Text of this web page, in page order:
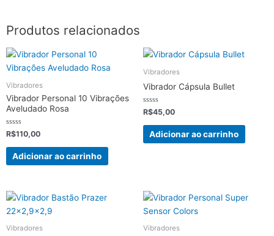
Produtos relacionados
Vibradores
Vibrador Personal 10 Vibrações
Aveludado Rosa
Avaliação
0
de
R$110,00
Adicionar ao carrinho
Vibradores
Vibrador Cápsula Bullet
Avaliação
0
de
R$45,00
Adicionar ao carrinho
Vibradores Vibradores